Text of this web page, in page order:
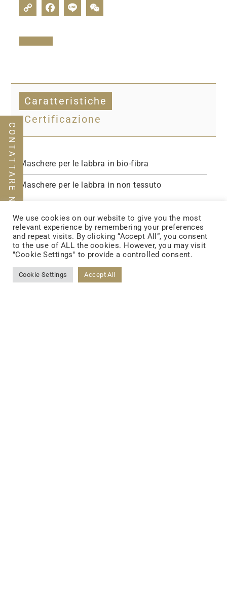
CONTATTARE NOI
Caratteristiche
Certificazione
Maschere per le labbra in bio-fibra
Maschere per le labbra in non tessuto
We use cookies on our website to give you the most
relevant experience by remembering your preferences
and repeat visits. By clicking “Accept All”, you consent
to the use of ALL the cookies. However, you may visit
"Cookie Settings" to provide a controlled consent.
Cookie Settings Accept All